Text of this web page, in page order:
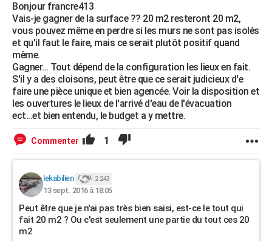
Bonjour francre413
Vais-je gagner de la surface ?? 20 m2 resteront 20 m2,
vous pouvez même en perdre si les murs ne sont pas isolés
et qu'il faut le faire, mais ce serait plutôt positif quand
même.
Gagner... Tout dépend de la configuration les lieux en fait.
S'il y a des cloisons, peut être que ce serait judicieux d'e
faire une pièce unique et bien agencée. Voir la disposition et
les ouvertures le lieux de l'arrivé d'eau de l'évacuation
ect...et bien entendu, le budget a y mettre.
Commenter 1
lekabilien 2 243
13 sept. 2016 à 18:05
Peut être que je n'ai pas très bien saisi, est-ce le tout qui
fait 20 m2 ? Ou c'est seulement une partie du tout ces 20
m2